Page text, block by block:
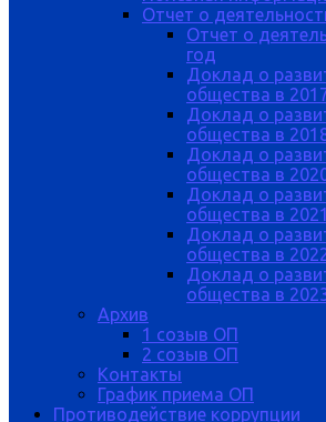
Отчет о
Отчет о
год
Доклад о
общества в
Доклад о
общества в
Доклад о
общества в
Доклад о
общества в
Доклад о
общества в
Доклад о
общества в
Архив
1 созыв ОП
2 созыв ОП
Контакты
График приема ОП
Противодействие коррупции